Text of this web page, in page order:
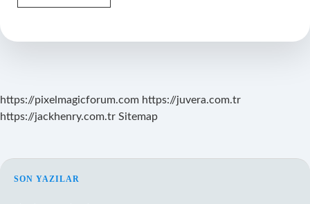
Stratejisi
https://pixelmagicforum.com https://juvera.com.tr
https://jackhenry.com.tr Sitemap
SIDEBAR
SON YAZILAR